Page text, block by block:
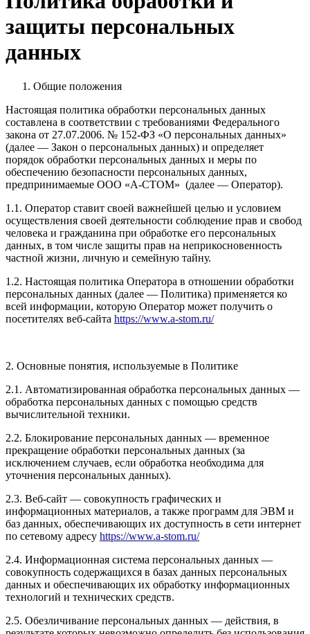
защиты персональных
данных
Общие положения
Настоящая политика обработки персональных данных
составлена в соответствии с требованиями Федерального
закона от 27.07.2006. № 152-ФЗ «О персональных данных»
(далее — Закон о персональных данных) и определяет
порядок обработки персональных данных и меры по
обеспечению безопасности персональных данных,
предпринимаемые ООО «А-СТОМ» (далее — Оператор).
1.1. Оператор ставит своей важнейшей целью и условием
осуществления своей деятельности соблюдение прав и свобод
человека и гражданина при обработке его персональных
данных, в том числе защиты прав на неприкосновенность
частной жизни, личную и семейную тайну.
1.2. Настоящая политика Оператора в отношении обработки
персональных данных (далее — Политика) применяется ко
всей информации, которую Оператор может получить о
посетителях веб-сайта https://www.a-stom.ru/
2. Основные понятия, используемые в Политике
2.1. Автоматизированная обработка персональных данных —
обработка персональных данных с помощью средств
вычислительной техники.
2.2. Блокирование персональных данных — временное
прекращение обработки персональных данных (за
исключением случаев, если обработка необходима для
уточнения персональных данных).
2.3. Веб-сайт — совокупность графических и
информационных материалов, а также программ для ЭВМ и
баз данных, обеспечивающих их доступность в сети интернет
по сетевому адресу https://www.a-stom.ru/
2.4. Информационная система персональных данных —
совокупность содержащихся в базах данных персональных
данных и обеспечивающих их обработку информационных
технологий и технических средств.
2.5. Обезличивание персональных данных — действия, в